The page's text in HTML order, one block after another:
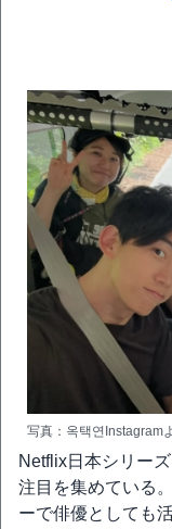
写真：옥택연Instagram
Netflix日本シリー
注目を集めている
ーで俳優としても